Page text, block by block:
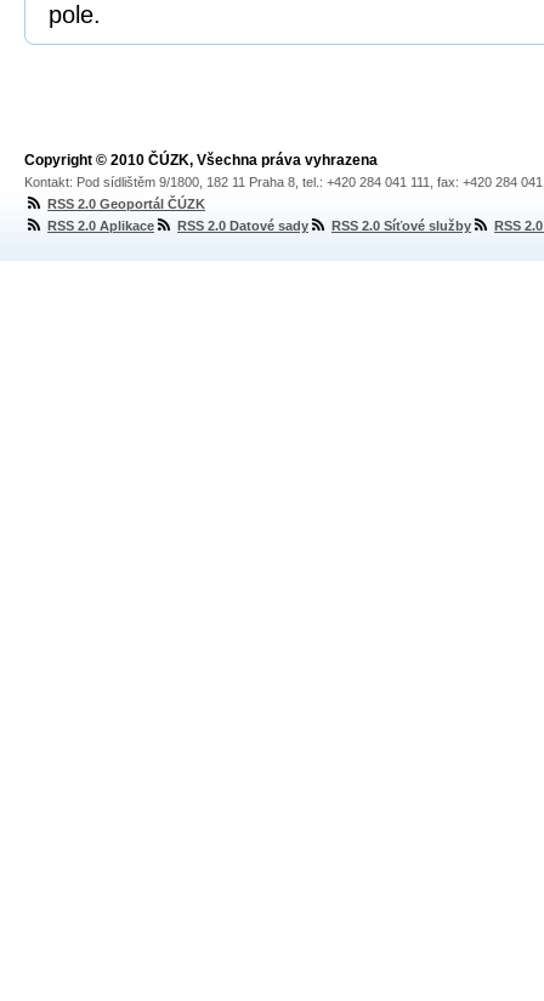
pole.
Copyright © 2010 ČÚZK, Všechna práva vyhrazena
Kontakt: Pod sídlištěm 9/1800, 182 11 Praha 8, tel.: +420 284 041 111, fax: +420 284
RSS 2.0 Geoportál ČÚZK
RSS 2.0 Aplikace
RSS 2.0 Datové sady RSS 2.0 Síťové služby RSS